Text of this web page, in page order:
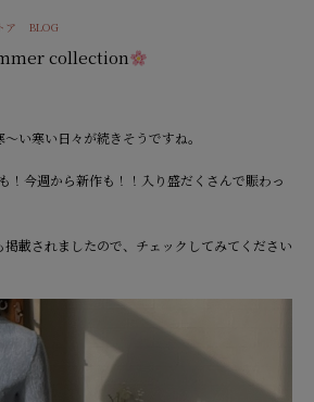
ア BLOG
collection
い寒い日々が続きそうですね。
！今週から新作も！！入り盛だくさんで賑わっ
載されましたので、チェックしてみてください